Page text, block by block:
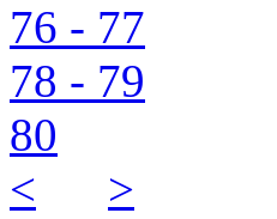
76 - 77
78 - 79
80
<
>